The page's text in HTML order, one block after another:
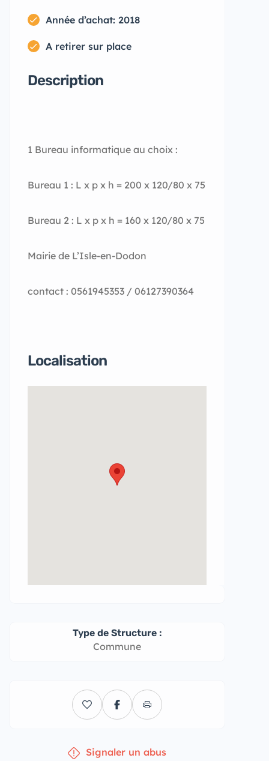
Année d’achat: 2018
A retirer sur place
Description
1 Bureau informatique au choix :
Bureau 1 : L x p x h = 200 x 120/80 x 75
Bureau 2 : L x p x h = 160 x 120/80 x 75
Mairie de L’Isle-en-Dodon
contact : 0561945353 / 06127390364
Localisation
Type de Structure :
Commune
Signaler un abus